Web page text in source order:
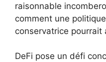
raisonnable
comment une
conservatrice
DeFi pose un défi